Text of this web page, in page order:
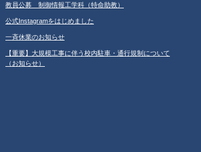
教員公募 制御情報工学科（特命助教）
公式Instagramをはじめました
一斉休業のお知らせ
【重要】大規模工事に伴う校内駐車・通行規制について
（お知らせ）